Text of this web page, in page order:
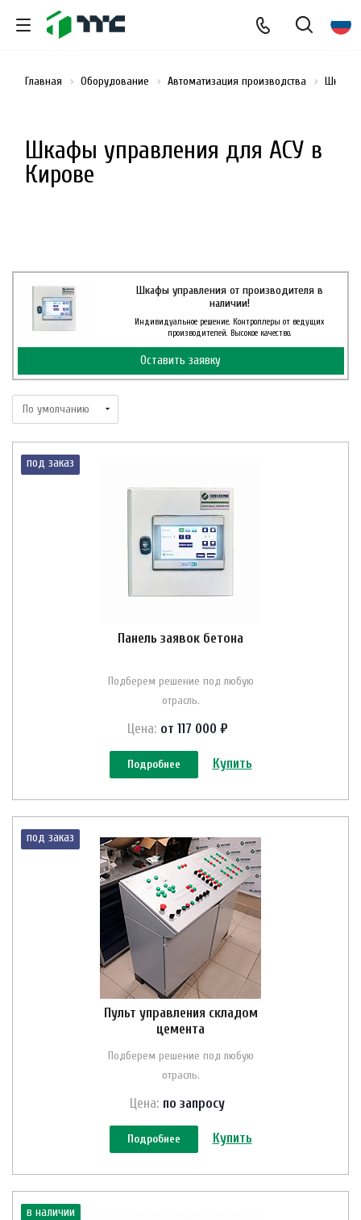
Шкафы управления для АСУ в
Кирове
Главная Оборудование Автоматизация производства Шкафы
Шкафы управления от производителя в
наличии!
Индивидуальное решение. Контроллеры от ведущих
производителей. Высокое качество.
Оставить заявку
под заказ
Панель заявок бетона
Подберем решение под любую
отрасль.
Цена: от 117 000 ₽
Подробнее Купить
под заказ
Пульт управления складом
цемента
Подберем решение под любую
отрасль.
Цена: по запросу
Подробнее Купить
в наличии